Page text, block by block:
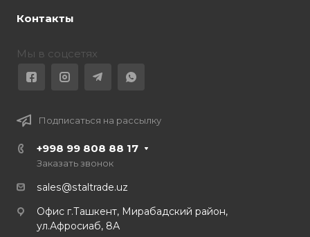
Контакты
Мы в соцсетях
Подписаться на рассылку
+998 99 808 88 17
Заказать звонок
sales@staltrade.uz
Офис г.Ташкент, Мирабадский район,
ул.Афросиаб, 8А